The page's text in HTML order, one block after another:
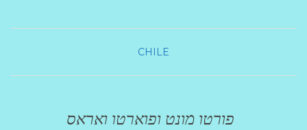
CHILE
פורטו מונט ופוארטו ואראס